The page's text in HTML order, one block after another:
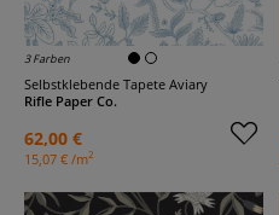
3 Farben
Selbstklebende Tapete Aviary
Rifle Paper Co.
62,00 €
15,07 € /m2